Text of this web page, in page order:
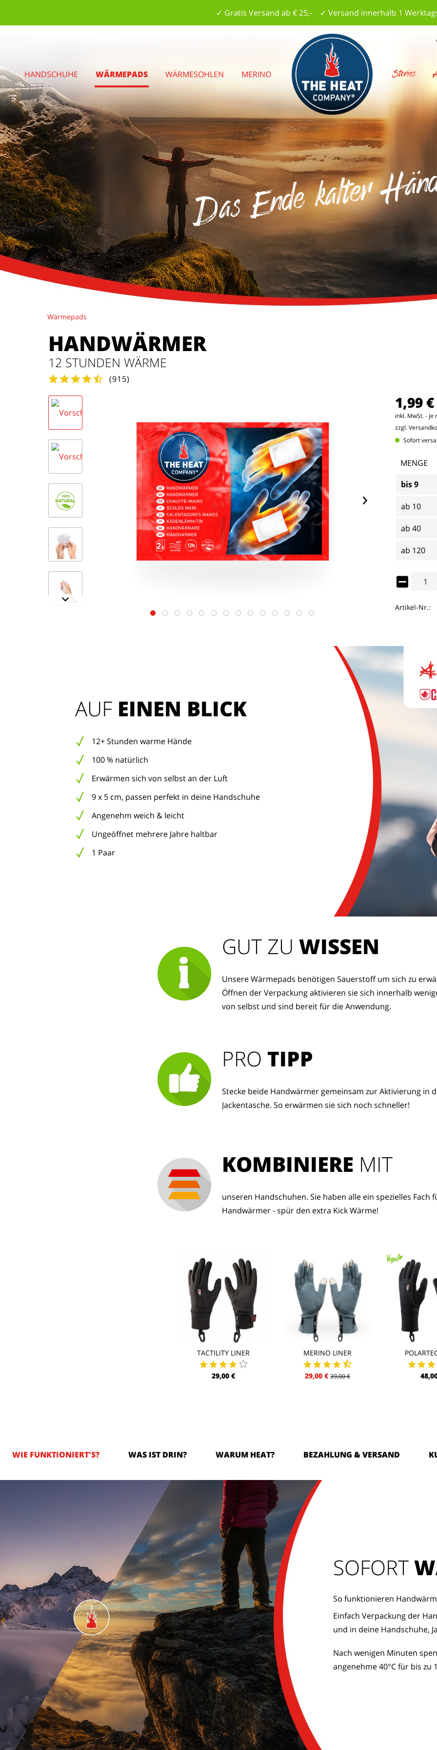
✓ Gratis Versand ab € 25,- ✓ Versand innerhalb 1
Das Ende kalter
HANDSCHUHE WÄRMEPADS WÄRMESOHLEN MERINO Stories
Wärmepads
HANDWÄRMER
12 STUNDEN WÄRME
(915)
1,99 €
inkl. MwSt. - je
zzgl.
Sofort
MENGE
bis9
ab 10
ab 40
ab 120
Artikel-Nr.:
AUF EINEN BLICK
12+ Stunden warme Hände
100 % natürlich
Erwärmen sich von selbst an der Luft
9 x 5 cm, passen perfekt in deine Handschuhe
Angenehm weich & leicht
Ungeöffnet mehrere Jahre haltbar
1 Paar
PRO TIPP
Stecke beide Handwärmer gemeinsam zur Aktivierung in
Jackentasche. So erwärmen sie sich noch schneller!
GUT ZU WISSEN
Unsere Wärmepads benötigen Sauerstoff um sich zu
Öffnen der Verpackung aktivieren sie sich innerhalb
von selbst und sind bereit für die Anwendung.
KOMBINIERE MIT
unseren Handschuhen. Sie haben alle ein spezielles Fach
Handwärmer - spür den extra Kick Wärme!
TACTILITY LINER
29,00 €
MERINO LINER
29,00 € 39,00 €
WIE FUNKTIONIERT'S? WAS IST DRIN? WARUM HEAT? BEZAHLUNG & VERSAND
SOFORT
So funktionieren
Einfach Verpackung der
und in deine Handschuhe,
Nach wenigen Minuten
angenehme 40°C für bis zu